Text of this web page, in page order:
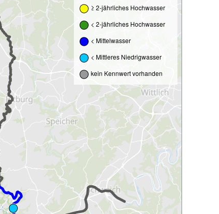
≥ 2-jährliches Hochwasser
< 2-jährliches Hochwasser
< Mittelwasser
< Mittleres Niedrigwasser
kein Kennwert vorhanden